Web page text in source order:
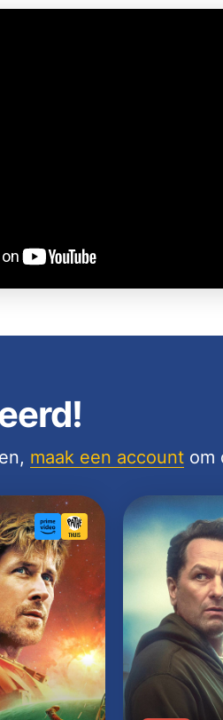
maak een account om